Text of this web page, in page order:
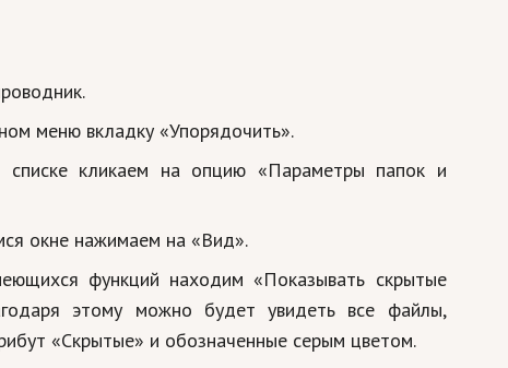
меню вкладку «Упорядочить».
кликаем на опцию «Параметры папок и
окне нажимаем на «Вид».
функций находим «Показывать скрытые
этому можно будет увидеть все файлы,
«Скрытые» и обозначенные серым цветом.